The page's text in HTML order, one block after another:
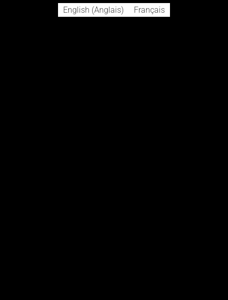
English (Anglais) Français